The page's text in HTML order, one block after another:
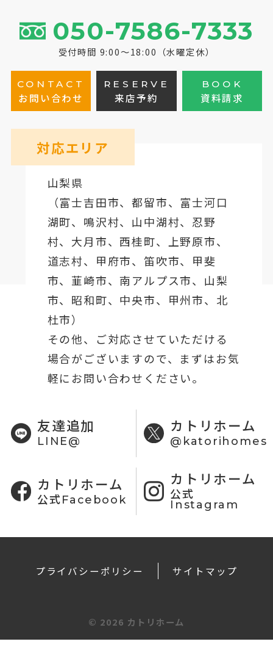
050-7586-7333
受付時間 9:00～18:00（水曜定休）
CONTACT
お問い合わせ
RESERVE
来店予約
BOOK
資料請求
対応エリア
山梨県
（富士吉田市、都留市、 富士河口
湖町、鳴沢村、山中湖村、忍野
村、 大月市、西桂町、上野原市、
道志村、 甲府市、笛吹市、甲斐
市、韮崎市、南アルプス市、山梨
市、昭和町、中央市、甲州市、北
杜市）
その他、ご対応させていただける
場合がございますので、まずはお気
軽にお問い合わせください。
友達追加
LINE@
カトリホーム
@katorihomes
カトリホーム
公式Facebook
カトリホーム
公式
Instagram
プライバシーポリシー サイトマップ
© 2026 カトリホーム